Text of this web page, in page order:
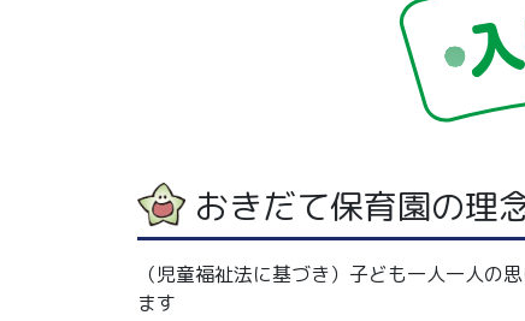
おきだて保育園の理
（児童福祉法に基づき）子ども一人一人の
ます